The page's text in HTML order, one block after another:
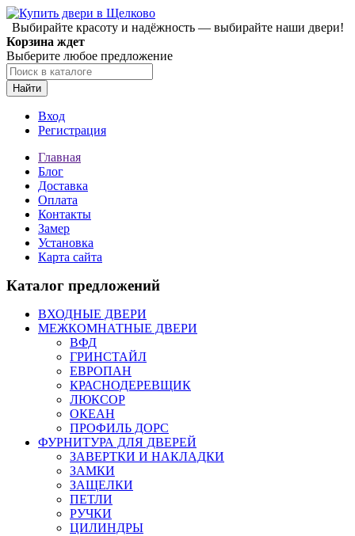
Выбирайте красоту и надёжность — выбирайте наши двери!
Корзина ждет
Выберите любое предложение
Найти
Вход
Регистрация
Главная
Блог
Доставка
Оплата
Контакты
Замер
Установка
Карта сайта
Каталог предложений
ВХОДНЫЕ ДВЕРИ
МЕЖКОМНАТНЫЕ ДВЕРИ
ВФД
ГРИНСТАЙЛ
ЕВРОПАН
КРАСНОДЕРЕВЩИК
ЛЮКСОР
ОКЕАН
ПРОФИЛЬ ДОРС
ФУРНИТУРА ДЛЯ ДВЕРЕЙ
ЗАВЕРТКИ И НАКЛАДКИ
ЗАМКИ
ЗАЩЕЛКИ
ПЕТЛИ
РУЧКИ
ЦИЛИНДРЫ